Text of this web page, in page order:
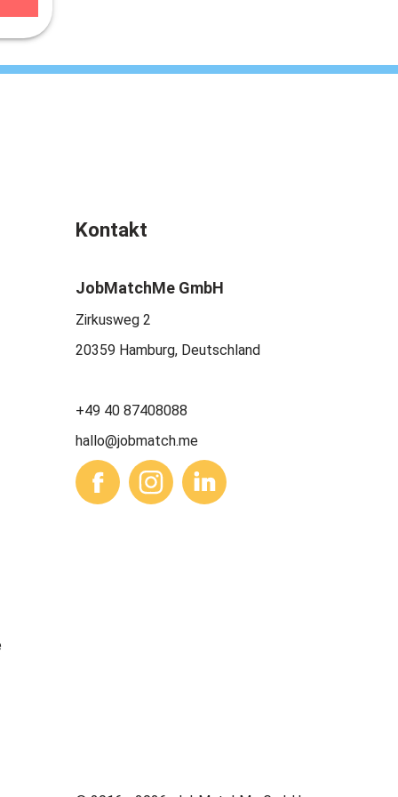
Kontakt
JobMatchMe GmbH
Zirkusweg 2
20359 Hamburg, Deutschland
+49 40 87408088
hallo@jobmatch.me